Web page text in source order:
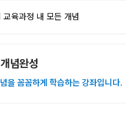
육과정 내 모든 개념
념완성
을 꼼꼼하게 학습하는 강좌입니다.